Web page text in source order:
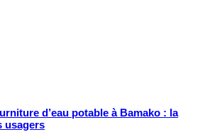
d’eau potable à Bamako : la
usagers